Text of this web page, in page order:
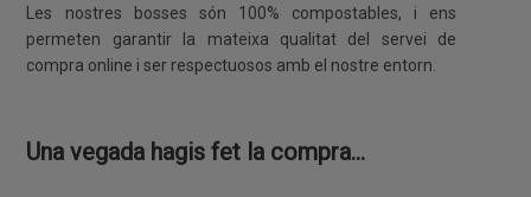
Les nostres bosses són 100% compostables, i ens
permeten garantir la mateixa qualitat del servei de
compra online i ser respectuosos amb el nostre entorn.
Una vegada hagis fet la compra...